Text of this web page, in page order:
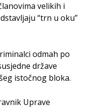
velikih i
“trn u oku”
odmah po
države
istočnog bloka.
Uprave